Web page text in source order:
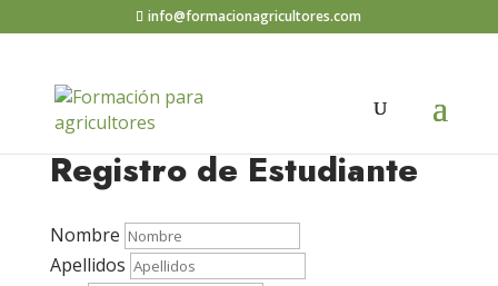
info@formacionagricultores.com
Registro de Estudiante
Nombre
Apellidos